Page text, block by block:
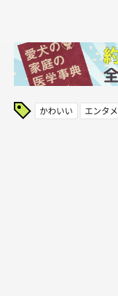
かわいい エンタメ